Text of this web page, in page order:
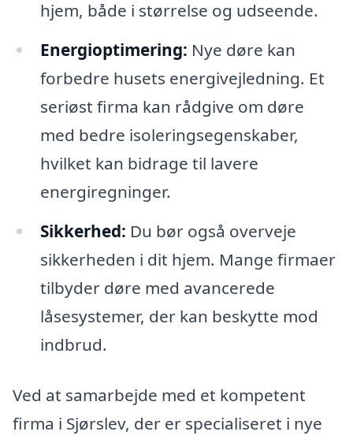
hjem, både i størrelse og udseende.
Energioptimering: Nye døre kan
forbedre husets energivejledning. Et
seriøst firma kan rådgive om døre
med bedre isoleringsegenskaber,
hvilket kan bidrage til lavere
energiregninger.
Sikkerhed: Du bør også overveje
sikkerheden i dit hjem. Mange firmaer
tilbyder døre med avancerede
låsesystemer, der kan beskytte mod
indbrud.
Ved at samarbejde med et kompetent
firma i Sjørslev, der er specialiseret i nye